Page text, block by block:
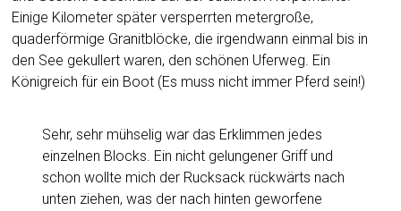
Einige Kilometer später versperrten metergroße,
quaderförmige Granitblöcke, die irgendwann einmal bis in
den See gekullert waren, den schönen Uferweg. Ein
Königreich für ein Boot (Es muss nicht immer Pferd sein!)
Sehr, sehr mühselig war das Erklimmen jedes
einzelnen Blocks. Ein nicht gelungener Griff und
schon wollte mich der Rucksack rückwärts nach
unten ziehen, was der nach hinten geworfene